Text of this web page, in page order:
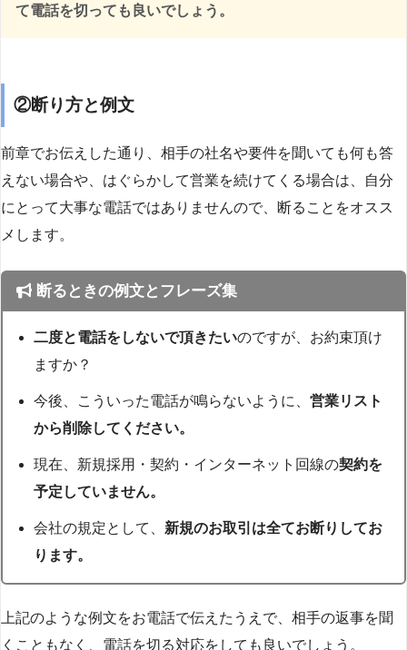
て電話を切っても良いでしょう。
②断り方と例文
前章でお伝えした通り、相手の社名や要件を聞いても何も答
えない場合や、はぐらかして営業を続けてくる場合は、自分
にとって大事な電話ではありませんので、断ることをオスス
メします。
断るときの例文とフレーズ集
二度と電話をしないで頂きたいのですが、お約束頂け
ますか？
今後、こういった電話が鳴らないように、営業リスト
から削除してください。
現在、新規採用・契約・インターネット回線の契約を
予定していません。
会社の規定として、 新規のお取引は全てお断りしてお
ります。
上記のような例文をお電話で伝えたうえで、相手の返事を聞
くこともなく、電話を切る対応をしても良いでしょう。